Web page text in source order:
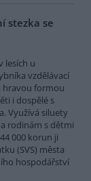
stezka se
lesích u
vzdělávací
hravou formou
i dospělé s
Využívá siluety
rodinám s dětmi
000 korun ji
(SVS) města
hospodářství